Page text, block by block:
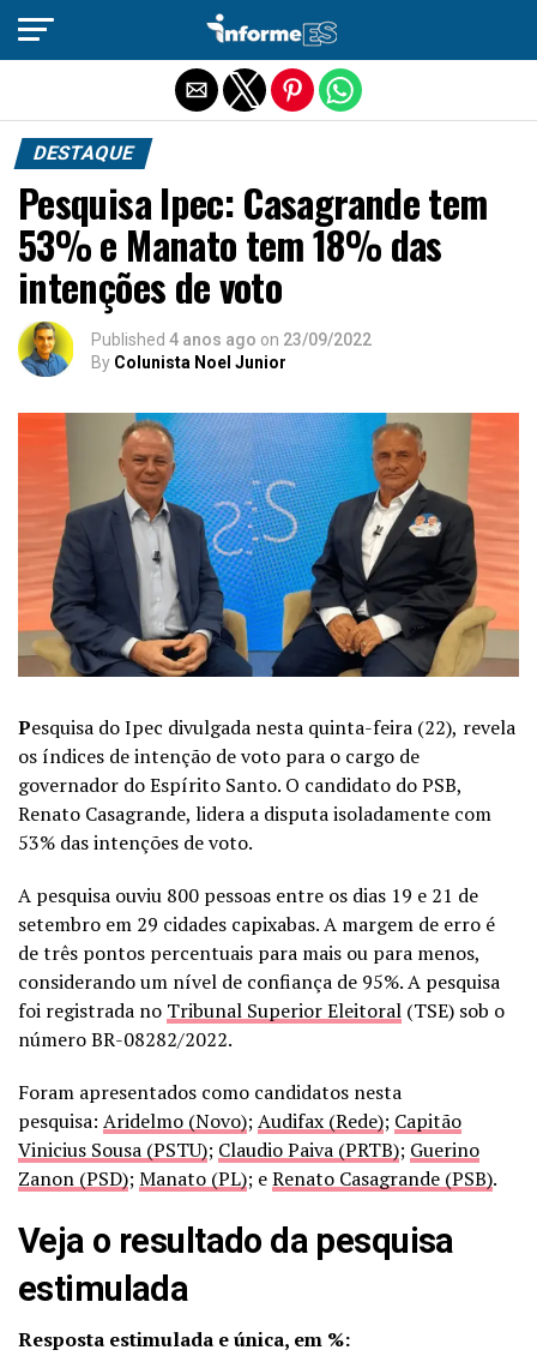
DESTAQUE
Pesquisa Ipec: Casagrande tem
53% e Manato tem 18% das
intenções de voto
Published 4 anos ago on 23/09/2022
By Colunista Noel Junior
Pesquisa do Ipec divulgada nesta quinta-feira (22), revela
os índices de intenção de voto para o cargo de
governador do Espírito Santo. O candidato do PSB,
Renato Casagrande, lidera a disputa isoladamente com
53% das intenções de voto.
A pesquisa ouviu 800 pessoas entre os dias 19 e 21 de
setembro em 29 cidades capixabas. A margem de erro é
de três pontos percentuais para mais ou para menos,
considerando um nível de confiança de 95%. A pesquisa
foi registrada no Tribunal Superior Eleitoral (TSE) sob o
número BR-08282/2022.
Foram apresentados como candidatos nesta
pesquisa: Aridelmo (Novo);Audifax (Rede); Capitão
Vinicius Sousa (PSTU); Claudio Paiva (PRTB); Guerino
Zanon (PSD);Manato (PL); eRenato Casagrande (PSB).
Veja o resultado da pesquisa
estimulada
Resposta estimulada e única, em %:
Sair da versão mobile